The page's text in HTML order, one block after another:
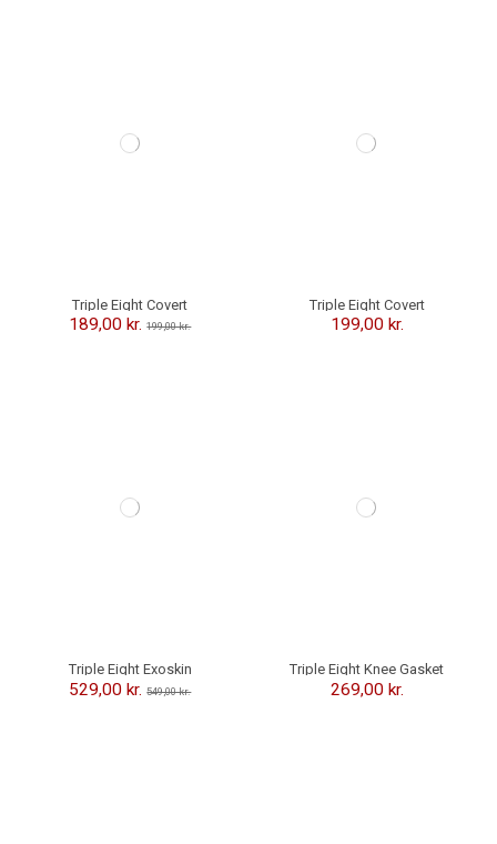
Triple Eight Covert
Knæbeskyttere - Sort
189,00 kr.199,00 kr.
Triple Eight Covert
Knæbeskyttere - Sunset
199,00 kr.
Triple Eight Exoskin
Knæbeskyttere
529,00 kr.549,00 kr.
Triple Eight Knee Gasket
269,00 kr.